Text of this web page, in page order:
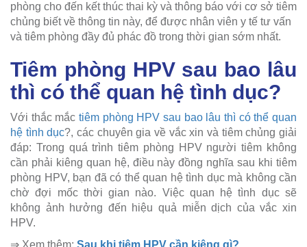
phòng cho đến kết thúc thai kỳ và thông báo với cơ sở tiêm
chủng biết về thông tin này, để được nhân viên y tế tư vấn
và tiêm phòng đầy đủ phác đồ trong thời gian sớm nhất.
Tiêm phòng HPV sau bao lâu
thì có thể quan hệ tình dục?
Với thắc mắc tiêm phòng HPV sau bao lâu thì có thể quan
hệ tình dục?, các chuyên gia về vắc xin và tiêm chủng giải
đáp: Trong quá trình tiêm phòng HPV người tiêm không
cần phải kiêng quan hệ, điều này đồng nghĩa sau khi tiêm
phòng HPV, bạn đã có thể quan hệ tình dục mà không cần
chờ đợi mốc thời gian nào. Việc quan hệ tình dục sẽ
không ảnh hưởng đến hiệu quả miễn dịch của vắc xin
HPV.